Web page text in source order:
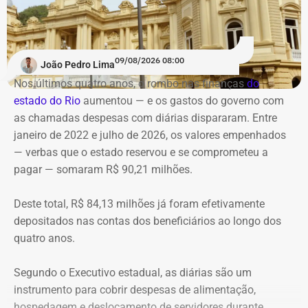
Gamboa, ao Cosme Velho, passando por bairros como
São Cristóvão, Centro, Lapa, Laranjeiras, Catete e Cosme
Velho. A décima intervenção aconteceria num prédio que
hoje pertence à Assembleia Legislativa do Rio. Demolição
é a solução apresentada.
“A edificação foi reformada e transformada em um
caixote revestido de vidro”, escreve Nireu, quase com
repugnância.
helicópteros na cidade do Rio. Em 14 de junho,seis
pessoas morreram depois que duas aeronaves se
chocaram no ar, na região do Recreio dos Bandeirantes.
O prefeito Eduardo Cavaliere relacionou a cobrança à
Anac, neste sábado (08), justamente à ocorrência de mais
de um acidente aéreo no Rio, em um curto intervalo de
tempo.
“Eu quero que a Anac tome essas medidas, inclusive com
uma semana ou por duas semanas, ou pelo tempo que
seja necessário para a Anac fazer uma fiscalização mais
intensa nos helipontos, nas aeronaves, na manutenção
dos visitantes que visitam a cidade, dos turistas que
visitam a cidade e da população que circula aqui pela
João Pedro Lima09/08/2026 08:00
Nos últimos quatro anos, o rombo nas finanças do
estado do Rio aumentou — e os gastos do governo com
as chamadas despesas com diárias dispararam. Entre
janeiro de 2022 e julho de 2026, os valores empenhados
— verbas que o estado reservou e se comprometeu a
pagar — somaram R$ 90,21 milhões.
Deste total, R$ 84,13 milhões já foram efetivamente
depositados nas contas dos beneficiários ao longo dos
quatro anos.
Segundo o Executivo estadual, as diárias são um
instrumento para cobrir despesas de alimentação,